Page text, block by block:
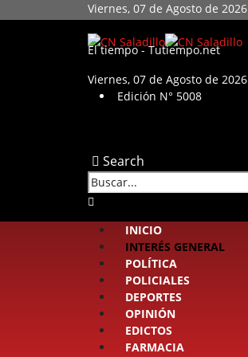
Viernes, 07 de Agosto de 2026
El tiempo - Tutiempo.net
Viernes, 07 de Agosto de 2026
Edición N° 5008
Search
INICIO
INTERÉS GENERAL
POLÍTICA
POLICIALES
DEPORTES
OPINIÓN
EDICTOS
FARMACIA